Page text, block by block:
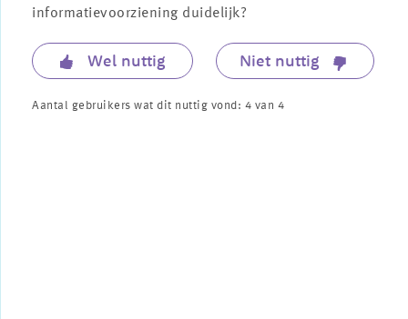
informatievoorziening duidelijk?
Wel nuttig Niet nuttig
Aantal gebruikers wat dit nuttig vond: 4 van 4